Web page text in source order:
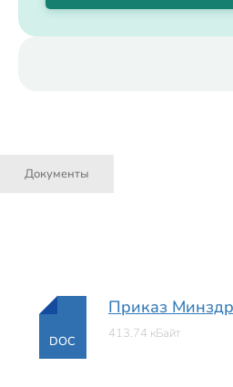
Документы
DOC
Приказ
413.74 кБайт